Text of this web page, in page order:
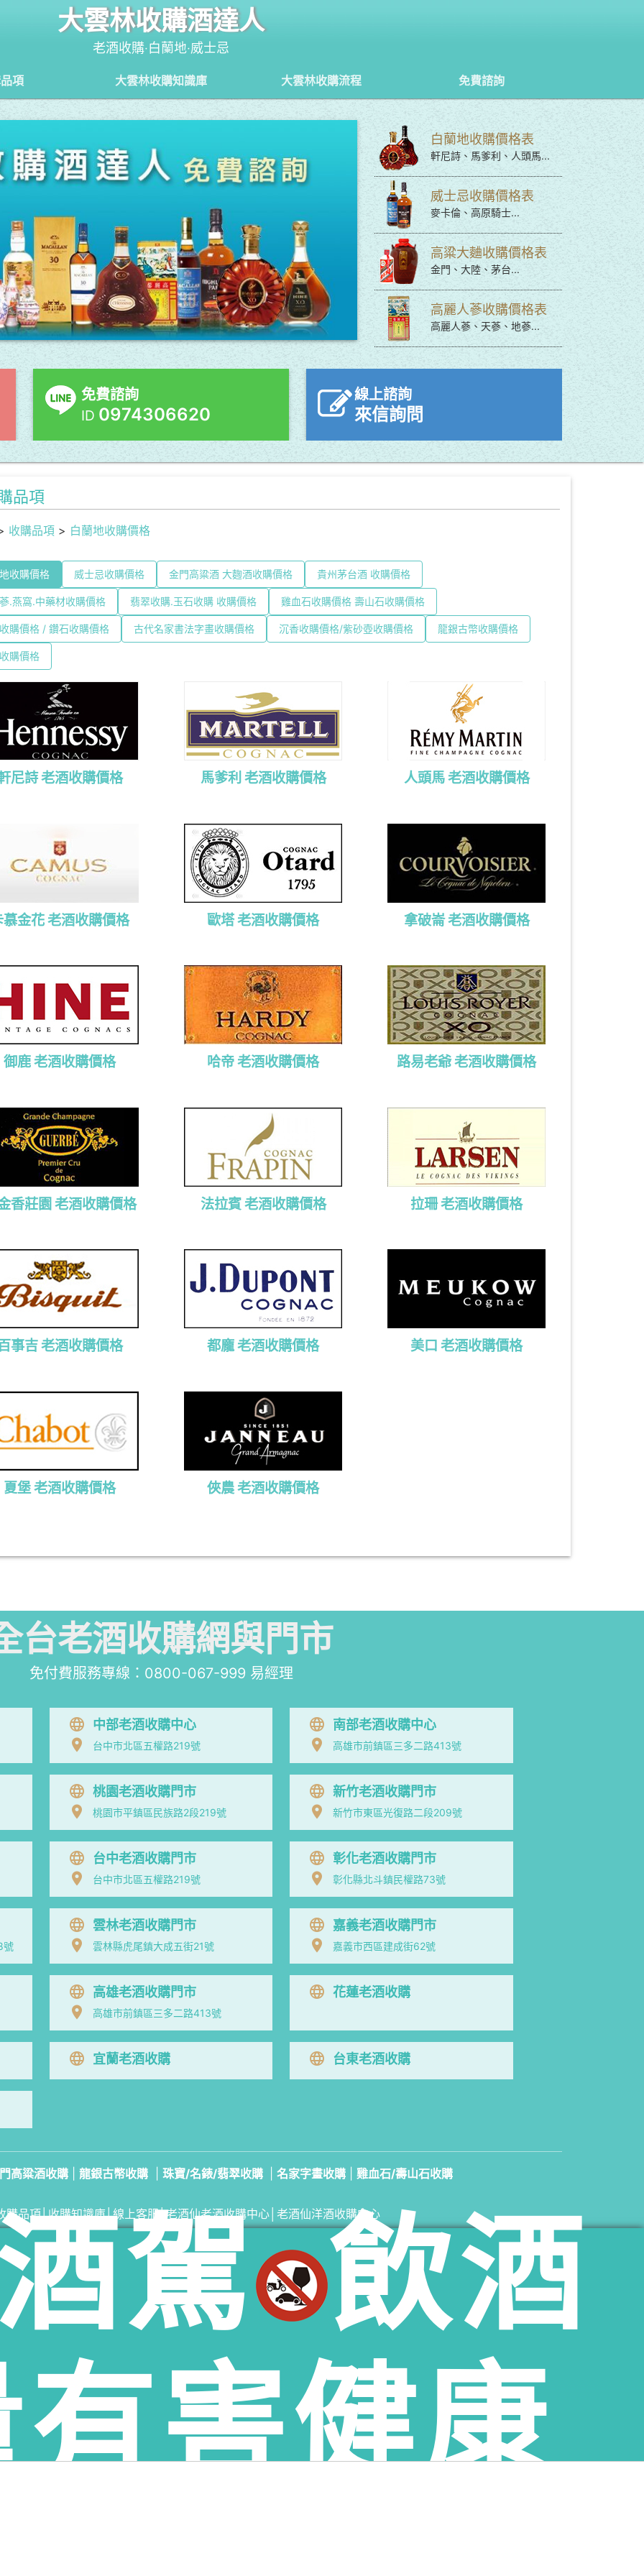
大雲林收購酒達人
老酒收購‧白蘭地‧威士忌
項 大雲林收購知識庫 大雲林收購流程 免費諮詢
白蘭地收購價格表
軒尼詩、馬爹利、人頭馬...
威士忌收購價格表
麥卡倫、高原騎士...
高粱大麯收購價格表
金門、大陸、茅台...
高麗人蔘收購價格表
高麗人蔘、天蔘、地蔘...
免費諮詢
ID 0974306620
線上諮詢
來信詢問
品項
收購品項 > 白蘭地收購價格
收購價格 威士忌收購價格 金門高粱酒 大麴酒收購價格 貴州茅台酒 收購價格
.燕窩.中藥材收購價格 翡翠收購.玉石收購 收購價格 雞血石收購價格 壽山石收購價格
購價格 / 鑽石收購價格 古代名家書法字畫收購價格 沉香收購價格/紫砂壺收購價格 龍銀古幣收購價格
購價格
尼詩 老酒收購價格 馬爹利 老酒收購價格 人頭馬 老酒收購價格
慕金花 老酒收購價格 歐塔 老酒收購價格 拿破崙 老酒收購價格
御鹿 老酒收購價格 哈帝 老酒收購價格 路易老爺 老酒收購價格
香莊園 老酒收購價格 法拉賓 老酒收購價格 拉珊 老酒收購價格
事吉 老酒收購價格 都龐 老酒收購價格 美口 老酒收購價格
夏堡 老酒收購價格 俠農 老酒收購價格
台老酒收購網與門市
免付費服務專線： 0800-067-999 易經理
中部老酒收購中心
台中市北區五權路219號
南部老酒收購中心
高雄市前鎮區三多二路413號
桃園老酒收購門市
桃園市平鎮區民族路2段219號
新竹老酒收購門市
新竹市東區光復路二段209號
台中老酒收購門市
台中市北區五權路219號
彰化老酒收購門市
彰化縣北斗鎮民權路73號
號
雲林老酒收購門市
雲林縣虎尾鎮大成五街21號
嘉義老酒收購門市
嘉義市西區建成街62號
高雄老酒收購門市
高雄市前鎮區三多二路413號
花蓮老酒收購
宜蘭老酒收購 台東老酒收購
高粱酒收購 龍銀古幣收購 珠寶/名錶/翡翠收購 名家字畫收購 雞血石/壽山石收購
購品項│收購知識庫│線上客服│老酒仙老酒收購中心 老酒仙洋酒收購中心
林收購專線：0974306620易店長｜門市電話：
雲林門市地址：雲林縣虎尾鎮大成五街21號
虎尾鎮老酒收購、雲林縣土庫鄉老酒收購、雲林縣褒忠鄉老酒收購、雲林縣東勢鄉老酒收購、雲林縣臺西鄉老酒收購、雲林縣崙背鄉老酒收購、
酒收購、雲林縣古坑鄉老酒收購、雲林縣荊桐鄉老酒收購、雲林縣西螺鎮老酒收購、雲林縣二崙鄉老酒收購、雲林縣北港鎮老酒收購、雲林縣水
老酒收購、雲林縣口湖鄉老酒收購、雲林縣四湖鄉老酒收購、雲林縣元長鄉老酒收購
分享
駕 飲酒
害健康